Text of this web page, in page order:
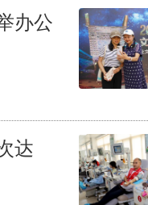
办公
达